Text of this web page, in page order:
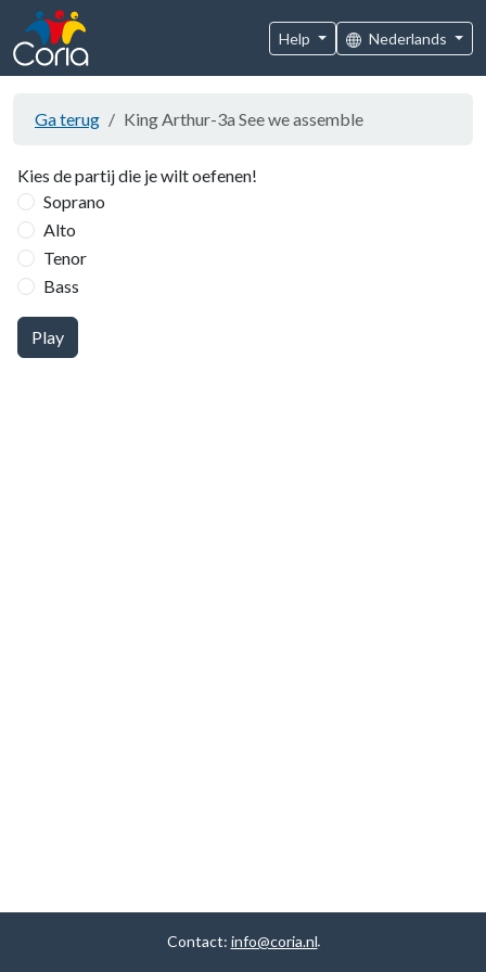
Help Nederlands
Ga terug King Arthur-3a See we assemble
Kies de partij die je wilt oefenen!
Soprano
Alto
Tenor
Bass
Play
Contact: info@coria.nl.